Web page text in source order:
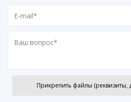
Прикрепить файлы (реквизиты,